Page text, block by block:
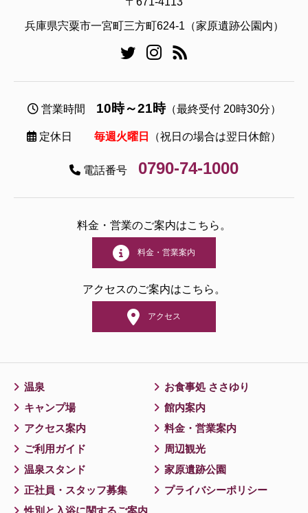
兵庫県宍粟市一宮町三方町624-1（家原遺跡公園内）
営業時間 10時～21時（最終受付 20時30分）
定休日 毎週火曜日 （祝日の場合は翌日休館）
電話番号 0790-74-1000
料金・営業のご案内はこちら。
料金・営業案内
アクセスのご案内はこちら。
アクセス
温泉
お食事処 ささゆり
キャンプ場
館内案内
アクセス案内
料金・営業案内
ご利用ガイド
周辺観光
温泉スタンド
家原遺跡公園
正社員・スタッフ募集
プライバシーポリシー
性別と入浴に関するご案内